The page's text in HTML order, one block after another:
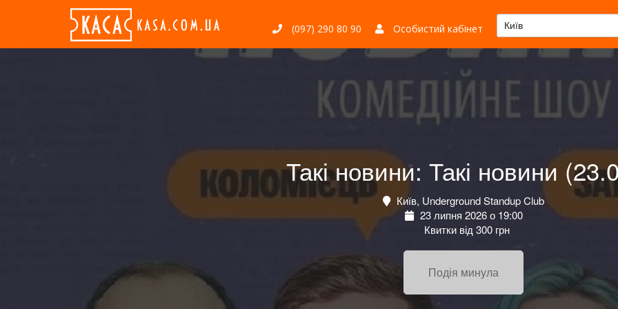
(097) 290 80 90 Особистий кабінет Київ
Такі новини: Такі новини
Київ, Underground Standup Club
23 липня 2026 о 19:00
Квитки від 300 грн
Подія минула